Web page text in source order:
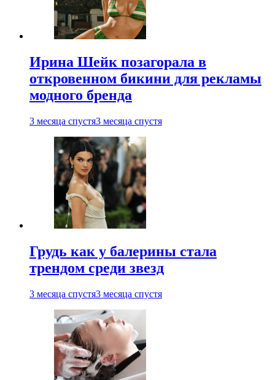
Ирина Шейк позагорала в
откровенном бикини для рекламы
модного бренда
3 месяца спустя3 месяца спустя
Грудь как у балерины стала
трендом среди звезд
3 месяца спустя3 месяца спустя